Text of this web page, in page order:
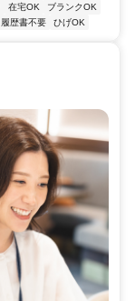
在宅OK
ブランクOK
履歴書不要 ひげOK